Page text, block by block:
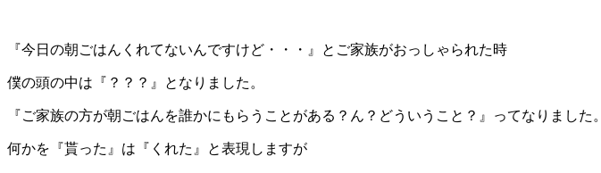
『今日の朝ごはんくれてないんですけど・・・』とご家族がおっしゃられた時
僕の頭の中は『？？？』となりました。
『ご家族の方が朝ごはんを誰かにもらうことがある？ん？どういうこと？』ってなりました。
何かを『貰った』は『くれた』と表現しますが